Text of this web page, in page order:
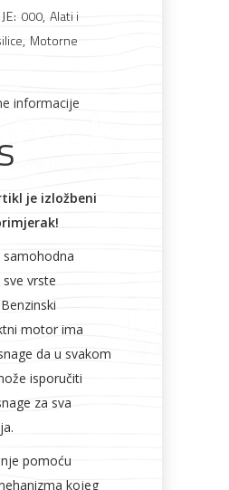
000, Alati i
, Motorne
informacije
je izložbeni
samohodna
vrste
motor ima
da u svakom
isporučiti
za sva
pomoću
kojeg